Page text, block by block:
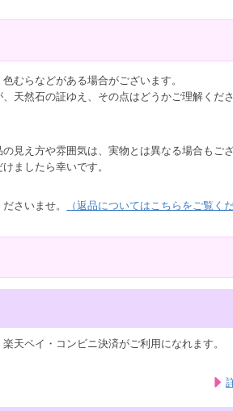
むらなどがある場合がございます。
天然石の証ゆえ、その点はどうかご理解くださ
見え方や雰囲気は、実物とは異なる場合もござ
ましたら幸いです。
さいませ。 （返品についてはこちらをご覧く
天ペイ・コンビニ決済がご利用になれます。